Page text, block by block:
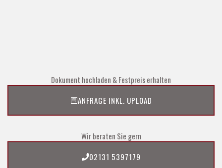
Dokument hochladen & Festpreis erhalten
ANFRAGE INKL. UPLOAD
Wir beraten Sie gern
02131 5397179